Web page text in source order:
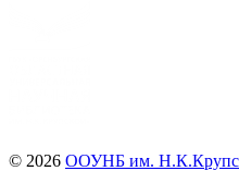
© 2026 ООУНБ им.